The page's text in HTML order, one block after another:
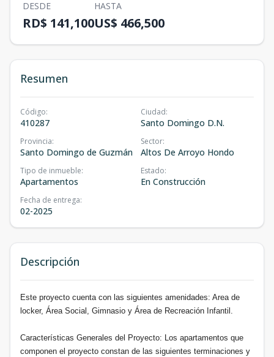
DESDE
RD$ 141,100
HASTA
US$ 466,500
Resumen
Código:
410287
Ciudad:
Santo Domingo D.N.
Provincia:
Santo Domingo de Guzmán
Sector:
Altos De Arroyo Hondo
Tipo de inmueble:
Apartamentos
Estado:
En Construcción
Fecha de entrega:
02-2025
Descripción
Este proyecto cuenta con las siguientes amenidades: Area de
locker, Área Social, Gimnasio y Área de Recreación Infantil.
Características Generales del Proyecto: Los apartamentos que
componen el proyecto constan de las siguientes terminaciones y